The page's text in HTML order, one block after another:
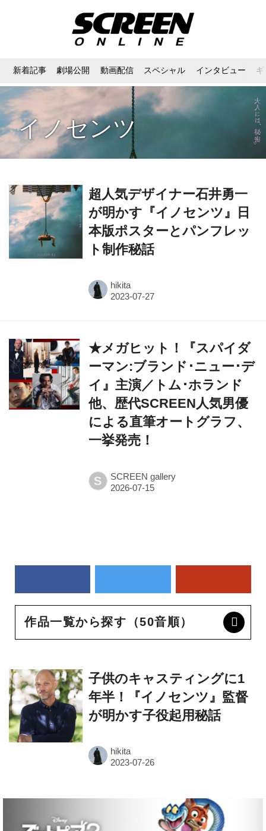
新着記事 劇場公開 動画配信 スペシャル インタビュー
イノセンツ
超人気デザイナー石井勇一
が明かす『イノセンツ』日
本版ポスターとパンフレッ
ト制作秘話
hikita
★メガヒット！『スパイダ
ーマン:ブランド･ニュー･デ
イ』主演／トム･ホランド
他、歴代SCREEN人気男優
による直筆オートグラフ、
一挙発売！
S SCREEN gallery
作品一覧から探す（50音順）
が明かす子役起用秘話
hikita